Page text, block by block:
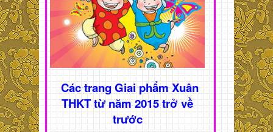
Các trang Giai phẩm Xuân
THKT từ năm 2015 trở về
trước